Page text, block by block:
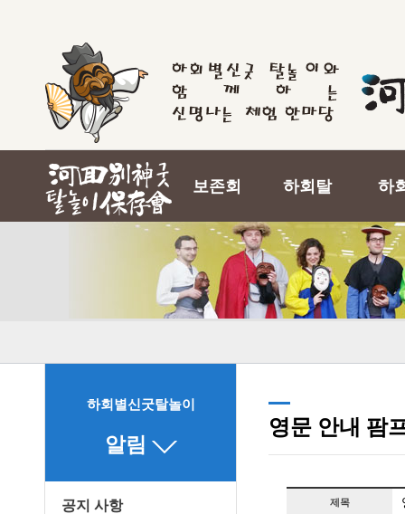
보존회 하회탈 하
하회별신굿탈놀이
알림
공지 사항
영문 안내 팜
제목